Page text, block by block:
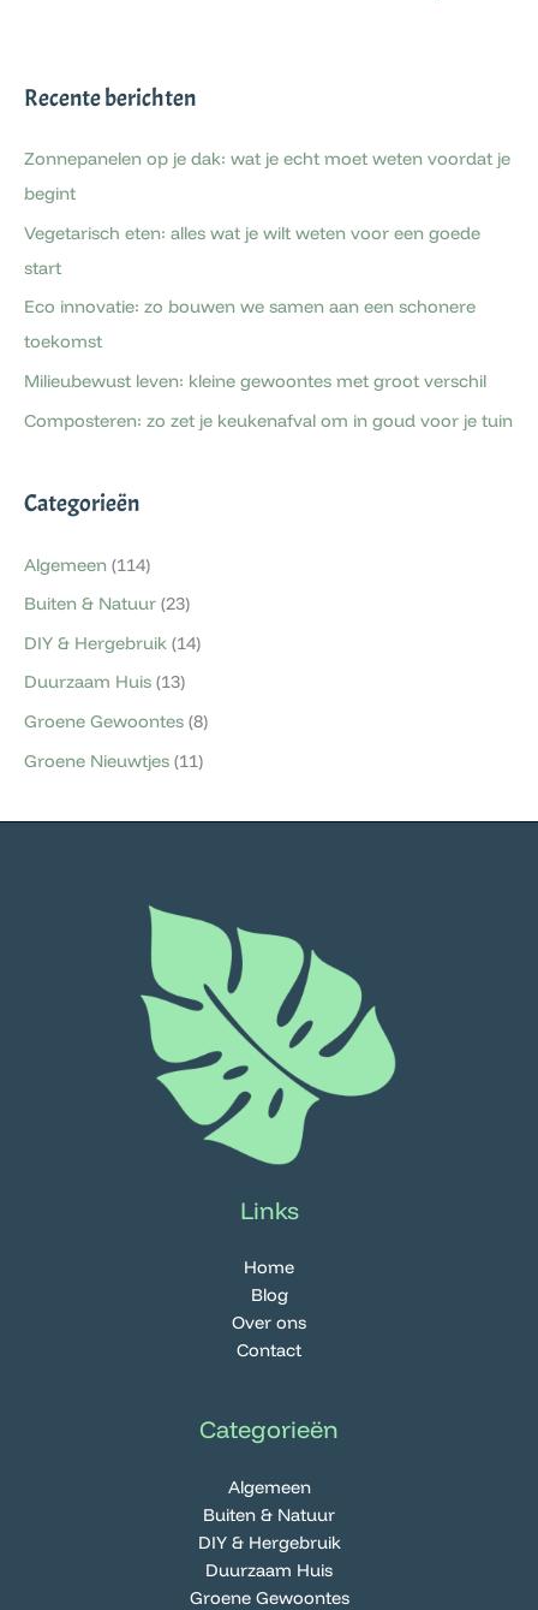
Recente berichten
Zonnepanelen op je dak: wat je echt moet weten voordat je
begint
Vegetarisch eten: alles wat je wilt weten voor een goede
start
Eco innovatie: zo bouwen we samen aan een schonere
toekomst
Milieubewust leven: kleine gewoontes met groot verschil
Composteren: zo zet je keukenafval om in goud voor je tuin
Categorieën
Algemeen (114)
Buiten & Natuur (23)
DIY & Hergebruik (14)
Duurzaam Huis (13)
Groene Gewoontes (8)
Groene Nieuwtjes (11)
Links
Home
Blog
Over ons
Contact
Categorieën
Algemeen
Buiten & Natuur
DIY & Hergebruik
Duurzaam Huis
Groene Gewoontes